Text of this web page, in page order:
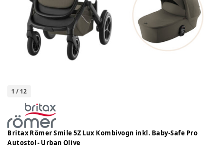
1 / 12
Britax Römer Smile 5Z Lux Kombivogn inkl. Baby-Safe Pro
Autostol - Urban Olive